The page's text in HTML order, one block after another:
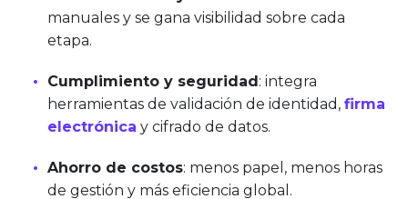
manuales y se gana visibilidad sobre cada
etapa.
Cumplimiento y seguridad: integra
herramientas de validación de identidad,firma
electrónica y cifrado de datos.
Ahorro de costos: menos papel, menos horas
de gestión y más eficiencia global.